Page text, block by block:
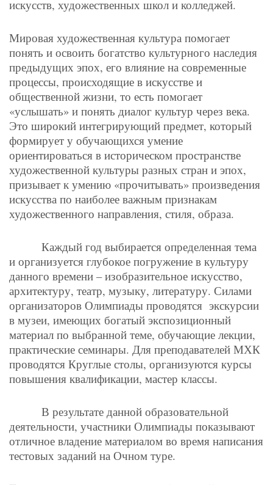
искусств, художественных школ и колледжей.
Мировая художественная культура помогает
понять и освоить богатство культурного наследия
предыдущих эпох, его влияние на современные
процессы, происходящие в искусстве и
общественной жизни, то есть помогает
«услышать» и понять диалог культур через века.
Это широкий интегрирующий предмет, который
формирует у обучающихся умение
ориентироваться в историческом пространстве
художественной культуры разных стран и эпох,
призывает к умению «прочитывать» произведения
искусства по наиболее важным признакам
художественного направления, стиля, образа.
Каждый год выбирается определенная тема
и организуется глубокое погружение в культуру
данного времени – изобразительное искусство,
архитектуру, театр, музыку, литературу. Силами
организаторов Олимпиады проводятся экскурсии
в музеи, имеющих богатый экспозиционный
материал по выбранной теме, обучающие лекции,
практические семинары. Для преподавателей МХК
проводятся Круглые столы, организуются курсы
повышения квалификации, мастер классы.
В результате данной образовательной
деятельности, участники Олимпиады показывают
отличное владение материалом во время написания
тестовых заданий на Очном туре.